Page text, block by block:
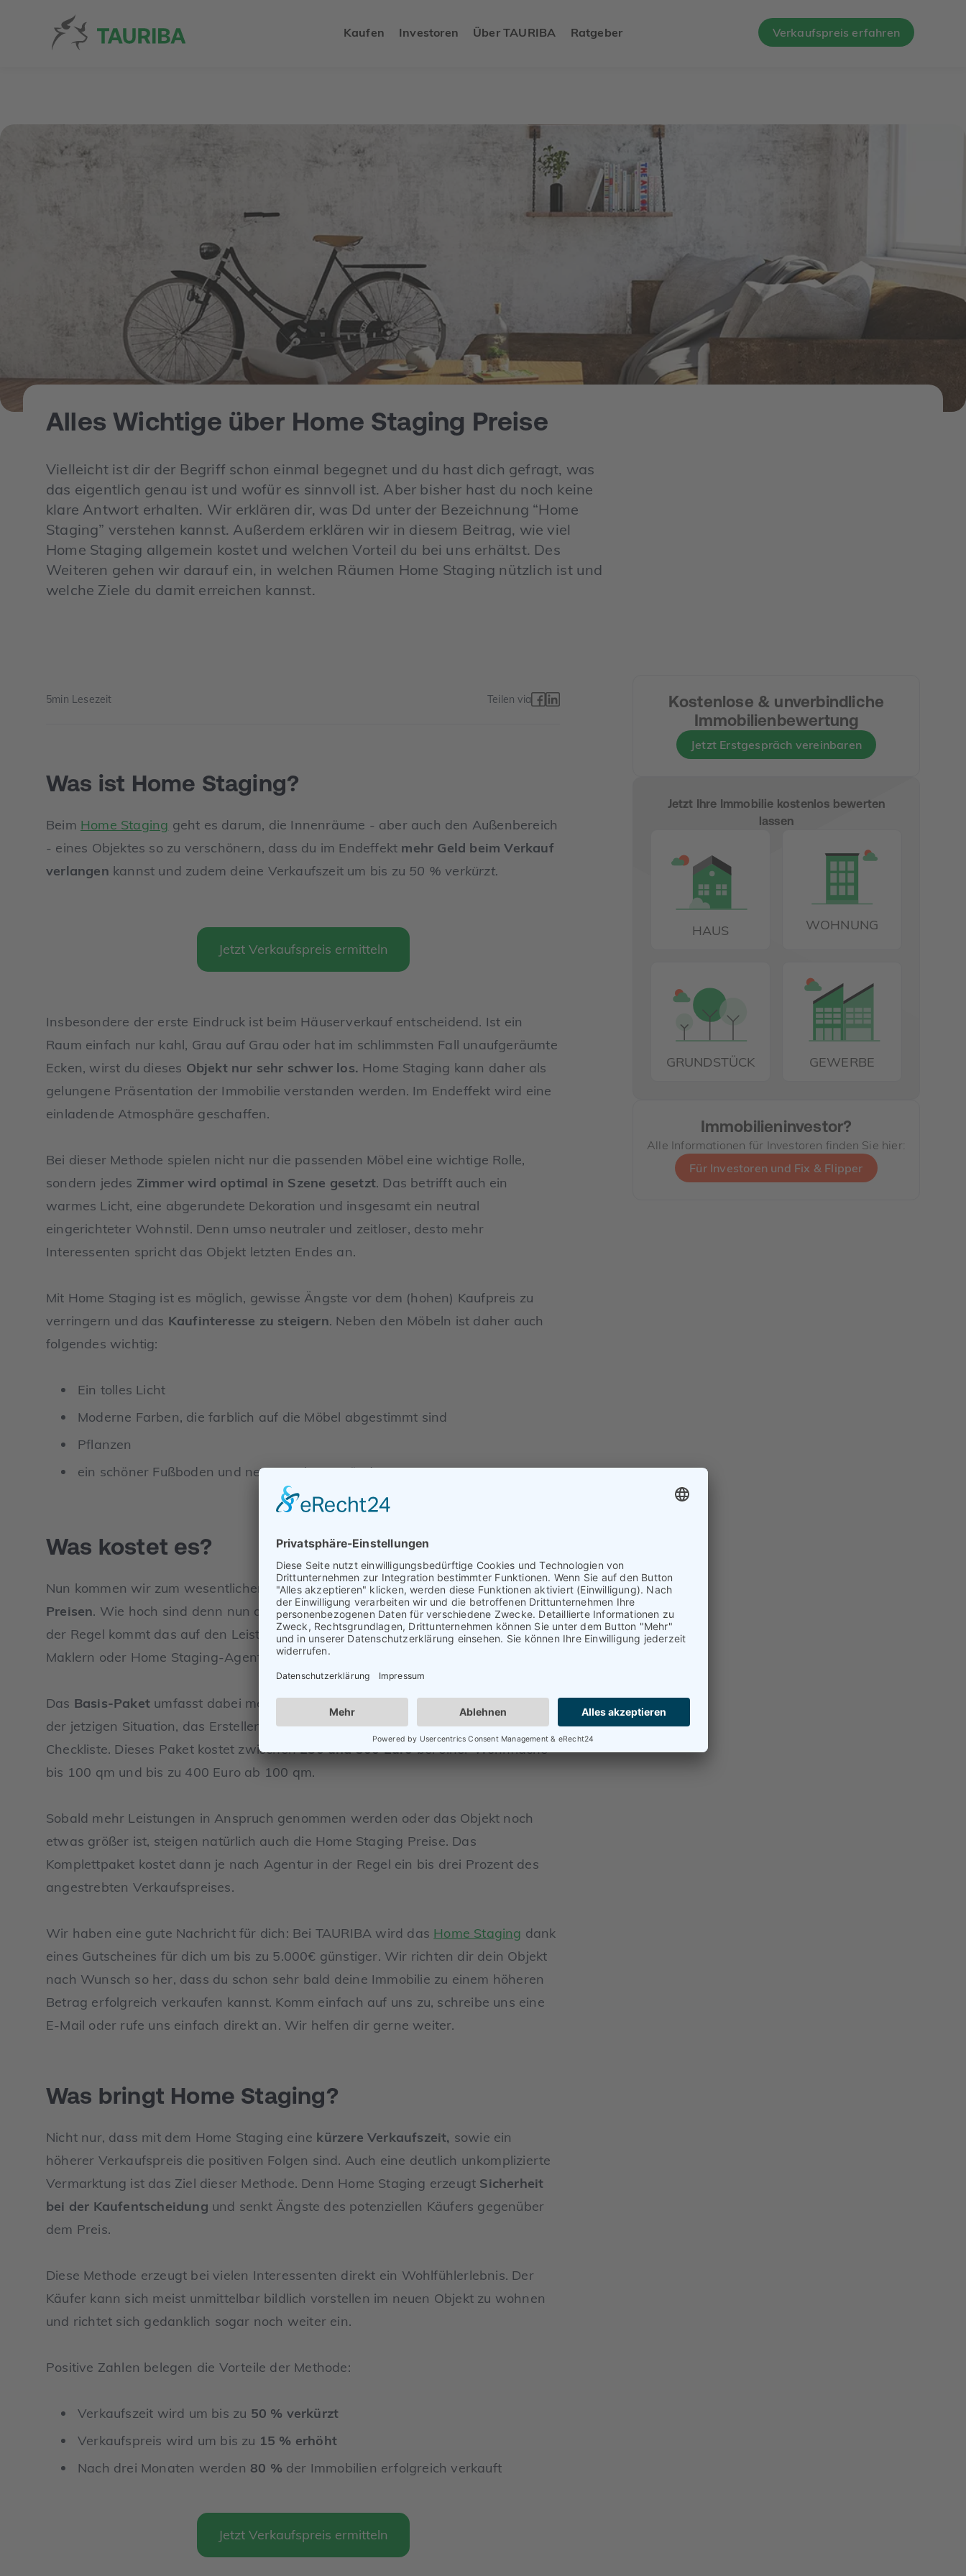
Kaufen Investoren Über TAURIBA Ratgeber Verkaufspreis erfahren
Alles Wichtige über Home Staging Preise
Vielleicht ist dir der Begriff schon einmal begegnet und du hast dich gefragt, was
das eigentlich genau ist und wofür es sinnvoll ist. Aber bisher hast du noch keine
klare Antwort erhalten. Wir erklären dir, was Dd unter der Bezeichnung “Home
Staging” verstehen kannst. Außerdem erklären wir in diesem Beitrag, wie viel
Home Staging allgemein kostet und welchen Vorteil du bei uns erhältst. Des
Weiteren gehen wir darauf ein, in welchen Räumen Home Staging nützlich ist und
welche Ziele du damit erreichen kannst.
5min Lesezeit Teilen via
Was ist Home Staging?
Beim Home Staging geht es darum, die Innenräume - aber auch den Außenbereich
- eines Objektes so zu verschönern, dass du im Endeffekt mehr Geld beim Verkauf
verlangen kannst und zudem deine Verkaufszeit um bis zu 50 % verkürzt.
Jetzt Verkaufspreis ermitteln
Insbesondere der erste Eindruck ist beim Häuserverkauf entscheidend. Ist ein
Raum einfach nur kahl, Grau auf Grau oder hat im schlimmsten Fall unaufgeräumte
Ecken, wirst du dieses Objekt nur sehr schwer los. Home Staging kann daher als
gelungene Präsentation der Immobilie verstanden werden. Im Endeffekt wird eine
einladende Atmosphäre geschaffen.
Bei dieser Methode spielen nicht nur die passenden Möbel eine wichtige Rolle,
sondern jedes Zimmer wird optimal in Szene gesetzt. Das betrifft auch ein
warmes Licht, eine abgerundete Dekoration und insgesamt ein neutral
eingerichteter Wohnstil. Denn umso neutraler und zeitloser, desto mehr
Interessenten spricht das Objekt letzten Endes an.
Mit Home Staging ist es möglich, gewisse Ängste vor dem (hohen) Kaufpreis zu
verringern und das Kaufinteresse zu steigern. Neben den Möbeln ist daher auch
folgendes wichtig:
Ein tolles Licht
Moderne Farben, die farblich auf die Möbel abgestimmt sind
Pflanzen
ein schöner Fußboden und neue, saubere Wände
Was kostet es?
Nun kommen wir zum wesentlichen Punkt: und zwar zu denHome Staging
Preisen. Wie hoch sind denn nun die Kosten für ein gelungenes Home Staging? In
der Regel kommt das auf den Leistungsumfang an. Es gibt mehrere Pakete, die von
Maklern oder Home Staging-Agenturen angeboten werden.
Das Basis-Paket umfasst dabei meistens eine Bestandsaufnahme, eine Analyse
der jetzigen Situation, das Erstellen eines Maßnahmekataloges sowie eine
Checkliste. Dieses Paket kostet zwischen250 und 300 Eurobei einer Wohnfläche
bis 100 qm und bis zu 400 Euro ab 100 qm.
Sobald mehr Leistungen in Anspruch genommen werden oder das Objekt noch
etwas größer ist, steigen natürlich auch die Home Staging Preise. Das
Komplettpaket kostet dann je nach Agentur in der Regel ein bis drei Prozent des
angestrebten Verkaufspreises.
Wir haben eine gute Nachricht für dich: Bei TAURIBA wird das Home Staging dank
eines Gutscheines für dich um bis zu 5.000€ günstiger. Wir richten dir dein Objekt
nach Wunsch so her, dass du schon sehr bald deine Immobilie zu einem höheren
Betrag erfolgreich verkaufen kannst. Komm einfach auf uns zu, schreibe uns eine
E-Mail oder rufe uns einfach direkt an. Wir helfen dir gerne weiter.
Was bringt Home Staging?
Nicht nur, dass mit dem Home Staging eine kürzere Verkaufszeit, sowie ein
höherer Verkaufspreis die positiven Folgen sind. Auch eine deutlich unkomplizierte
Vermarktung ist das Ziel dieser Methode. Denn Home Staging erzeugt Sicherheit
bei der Kaufentscheidung und senkt Ängste des potenziellen Käufers gegenüber
dem Preis.
Diese Methode erzeugt bei vielen Interessenten direkt ein Wohlfühlerlebnis. Der
Käufer kann sich meist unmittelbar bildlich vorstellen im neuen Objekt zu wohnen
und richtet sich gedanklich sogar noch weiter ein.
Positive Zahlen belegen die Vorteile der Methode:
Verkaufszeit wird um bis zu 50 % verkürzt
Verkaufspreis wird um bis zu 15 % erhöht
Nach drei Monaten werden 80 % der Immobilien erfolgreich verkauft
Jetzt Verkaufspreis ermitteln
Kostenlose & unverbindliche
Immobilienbewertung
Jetzt Erstgespräch vereinbaren
Jetzt Ihre Immobilie kostenlos bewerten
lassen
HAUS WOHNUNG
GRUNDSTÜCK GEWERBE
Immobilieninvestor?
Alle Informationen für Investoren finden Sie hier:
Für Investoren und Fix & Flipper